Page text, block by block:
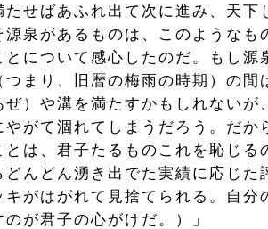
たせばあふれ出て次に進み、天下
源泉があるものは、このようなも
とについて感心したのだ。もし源
つまり、旧暦の梅雨の時期）の間
ぜ）や溝を満たすかもしれないが
やがて涸れてしまうだろう。だか
とは、君子たるものこれを恥じ
どんどん湧き出でた実績に応じた
キがはがれて見捨てられる。自分
が君子の心がけだ。）」